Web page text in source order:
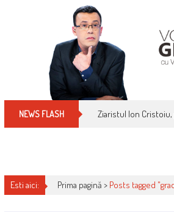
NEWS FLASH Ziaristul Ion
Esti aici: Prima pagină > Posts tagged